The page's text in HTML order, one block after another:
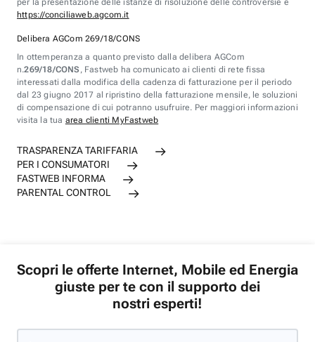
per la presentazione delle istanze di risoluzione delle controversie è
https://conciliaweb.agcom.it
Delibera AGCom 269/18/CONS
In ottemperanza a quanto previsto dalla delibera AGCom
n.269/18/CONS , Fastweb ha comunicato ai clienti di rete fissa
interessati dalla modifica della cadenza di fatturazione per il periodo
dal 23 giugno 2017 al ripristino della fatturazione mensile, le soluzioni
di compensazione di cui potranno usufruire. Per maggiori informazioni
visita la tua area clienti MyFastweb
TRASPARENZA TARIFFARIA
PER I CONSUMATORI
FASTWEB INFORMA
PARENTAL CONTROL
Scopri le offerte Internet, Mobile ed Energia
giuste per te con il supporto dei
nostri esperti!